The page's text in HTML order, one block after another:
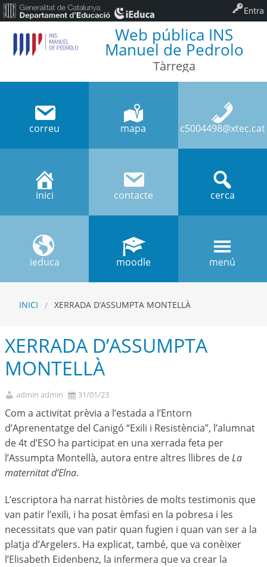
Web pública INS
Manuel de Pedrolo
Tàrrega
correu mapa c5004498@xtec.cat
inici contacte cerca
ieduca moodle menú
INICI XERRADA D’ASSUMPTA MONTELLÀ
XERRADA D’ASSUMPTA
MONTELLÀ
admin admin 31/01/23
Com a activitat prèvia a l’estada a l’Entorn
d’Aprenentatge del Canigó “Exili i Resistència”, l’alumnat
de 4t d’ESO ha participat en una xerrada feta per
l’Assumpta Montellà, autora entre altres llibres deLa
maternitat d’Elna.
L’escriptora ha narrat històries de molts testimonis que
van patir l’exili, i ha posat èmfasi en la pobresa i les
necessitats que van patir quan fugien i quan van ser a la
platja d’Argelers. Ha explicat, també, que va conèixer
l’Elisabeth Eidenbenz, la infermera que va crear la
Entra